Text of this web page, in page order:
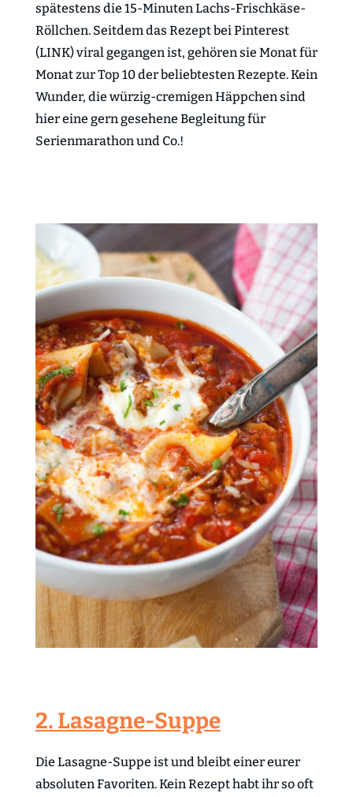
spätestens die 15-Minuten Lachs-Frischkäse-
Röllchen. Seitdem das Rezept bei Pinterest
(LINK) viral gegangen ist, gehören sie Monat für
Monat zur Top 10 der beliebtesten Rezepte. Kein
Wunder, die würzig-cremigen Häppchen sind
hier eine gern gesehene Begleitung für
Serienmarathon und Co.!
2. Lasagne-Suppe
Die Lasagne-Suppe ist und bleibt einer eurer
absoluten Favoriten. Kein Rezept habt ihr so oft